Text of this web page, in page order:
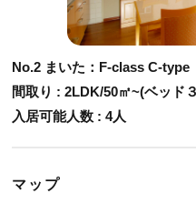
No.2 まいた：F-class C-type
間取り : 2LDK/50㎡~(ベッド
入居可能人数 : 4人
マップ